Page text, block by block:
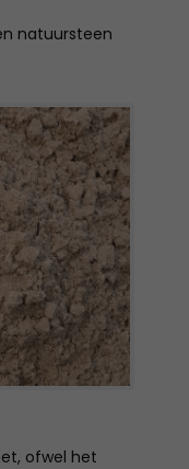
natuursteen
ofwel het